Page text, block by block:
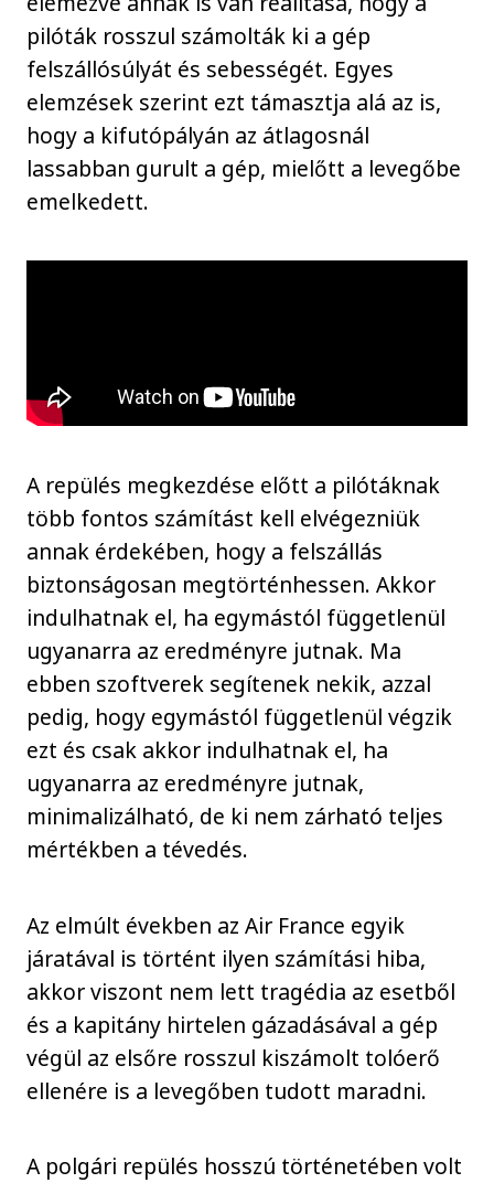
pilóták rosszul számolták ki a gép
felszállósúlyát és sebességét. Egyes
elemzések szerint ezt támasztja alá az is,
hogy a kifutópályán az átlagosnál
lassabban gurult a gép, mielőtt a levegőbe
emelkedett.
A repülés megkezdése előtt a pilótáknak
több fontos számítást kell elvégezniük
annak érdekében, hogy a felszállás
biztonságosan megtörténhessen. Akkor
indulhatnak el, ha egymástól függetlenül
ugyanarra az eredményre jutnak. Ma
ebben szoftverek segítenek nekik, azzal
pedig, hogy egymástól függetlenül végzik
ezt és csak akkor indulhatnak el, ha
ugyanarra az eredményre jutnak,
minimalizálható, de ki nem zárható teljes
mértékben a tévedés.
Az elmúlt években az Air France egyik
járatával is történt ilyen számítási hiba,
akkor viszont nem lett tragédia az esetből
és a kapitány hirtelen gázadásával a gép
végül az elsőre rosszul kiszámolt tolóerő
ellenére is a levegőben tudott maradni.
A polgári repülés hosszú történetében volt